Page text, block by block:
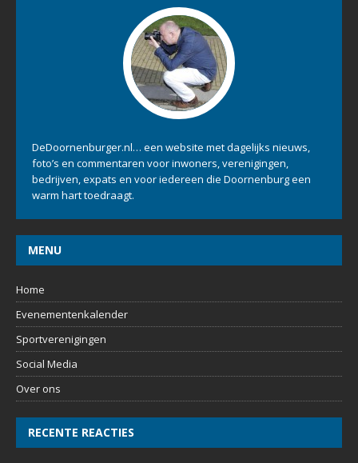
DeDoornenburger.nl… een website met dagelijks nieuws,
foto’s en commentaren voor inwoners, verenigingen,
bedrijven, expats en voor iedereen die Doornenburg een
warm hart toedraagt.
MENU
Home
Evenementenkalender
Sportverenigingen
Social Media
Over ons
RECENTE REACTIES